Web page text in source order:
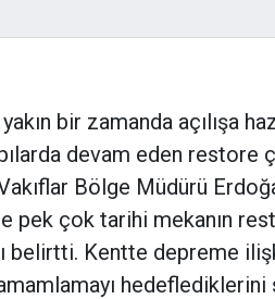
bir zamanda açılışa
devam eden restore
Bölge Müdürü
pek çok tarihi mekanın
belirtti. Kentte depreme